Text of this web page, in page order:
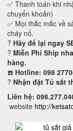
✅ Thanh toán khi
chuyển khoản)
✅ Mọi thắc mắc về
cháy nổ.
? Hãy để lại ngay
? Miễn Phí Ship
hàng.
☎️ Hotline: 098
? Nhận đặt Tủ sắt
Liên hệ:
website http://